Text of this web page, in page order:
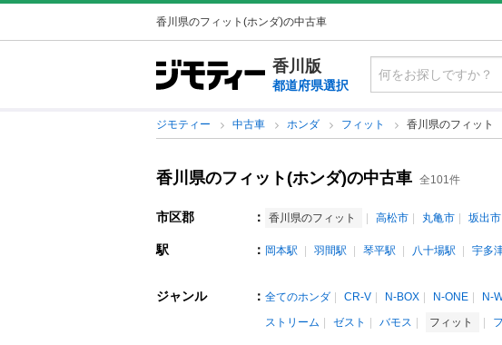
香川県のフィット(ホンダ)の中古車
香川版
都道府県選択
ジモティー 中古車 ホンダ フィット 香川県のフィット
香川県のフィット(ホンダ)の中古車 全101件
市区郡 ： 香川県のフィット 高松市 丸亀市 坂出市
駅 ： 岡本駅 羽間駅 琴平駅 八十場駅 宇多
ジャンル ： 全てのホンダ CR-V N-BOX N-ONE N-
ストリーム
ゼスト バモス フィット